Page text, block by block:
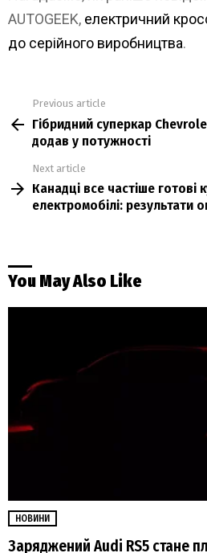
AUTOGEEK, електричний
до серійного виробництва.
more
Previous article
Гібридний суперкар
додав у потужності
Next article
Канадці все частіше готові
електромобілі: результати
You May Also Like
НОВИНИ
Заряджений Audi RS5 стане